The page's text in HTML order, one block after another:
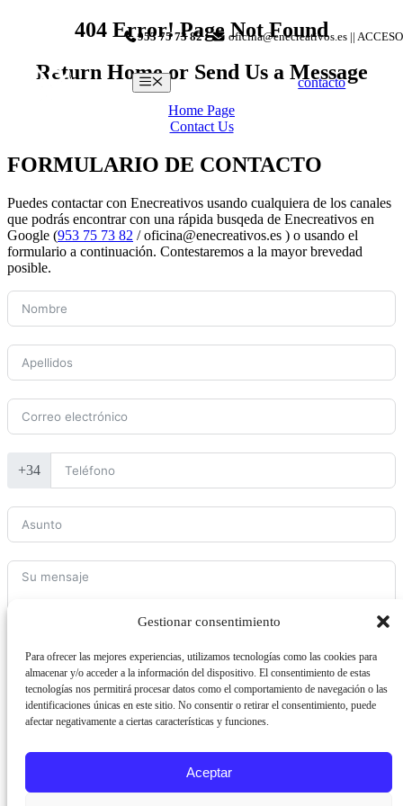
Gestionar consentimiento
Para ofrecer las mejores experiencias, utilizamos tecnologías como las cookies para
almacenar y/o acceder a la información del dispositivo. El consentimiento de estas
tecnologías nos permitirá procesar datos como el comportamiento de navegación o las
identificaciones únicas en este sitio. No consentir o retirar el consentimiento, puede
afectar negativamente a ciertas características y funciones.
Aceptar
953 75 73 82- oficina@enecreativos.es || ACCESO
Menú contacto
404 Error! Page Not Found
Return Home or Send Us a Message
Home Page
Contact Us
FORMULARIO DE CONTACTO
Puedes contactar con Enecreativos usando cualquiera de los canales
que podrás encontrar con una rápida busqeda de Enecreativos en
Google (953 75 73 82 / oficina@enecreativos.es ) o usando el
formulario a continuación. Contestaremos a la mayor brevedad
posible.
+34
ENVIAR FORMULARIO
Pol. Ind. Los Cerros
C/ Agricultura 30 23400
© ENECREATIVOS M-
Política de cookies-